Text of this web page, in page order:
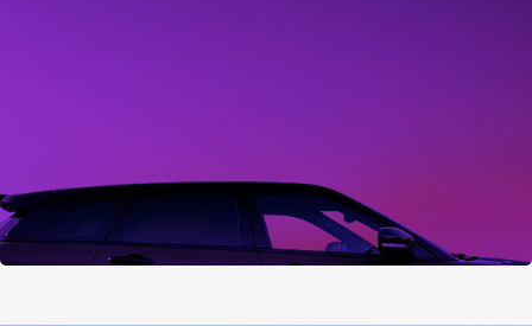
· Seguridad pasiva frente a roturas.